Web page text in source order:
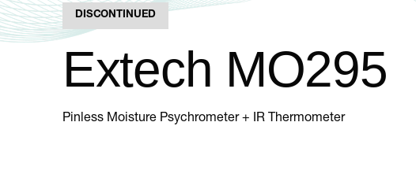
DISCONTINUED
Extech MO295
Pinless Moisture Psychrometer + IR Thermometer